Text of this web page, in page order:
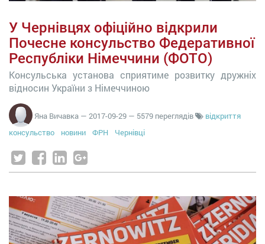
У Чернівцях офіційно відкрили
Почесне консульство Федеративної
Республіки Німеччини (ФОТО)
Консульська установа сприятиме розвитку дружніх
відносин України з Німеччиною
Яна Вичавка — 2017-09-29 — 5579 переглядів
відкриття
консульство
новини ФРН Чернівці